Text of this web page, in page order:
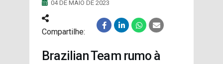
DOAÇÕES PARA
PROJETOS
04 DE MAIO DE 2023
Compartilhe:
Brazilian Team rumo à